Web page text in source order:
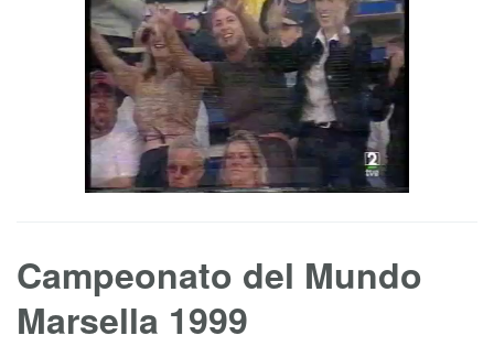
Campeonato del Mundo
Marsella 1999